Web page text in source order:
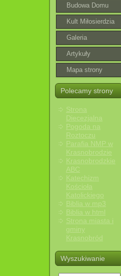
wspólnoty
Budowa Domu
Parafialnego
Kult Miłosierdzia
Bożego
Galeria
roztoczańska
Artykuły
Mapa strony
Polecamy strony
Strona
Diecezjalna
Pogoda na
Roztoczu
Parafia NMP w
Krasnobrodzie
Krasnobrodzkie
ABC
Katechizm
Kościoła
Katolickiego
Biblia w mp3
Biblia w html
Strona miasta i
gminy
Krasnobród
Wyszukiwanie